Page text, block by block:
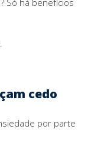
Só há benefícios
cedo
por parte